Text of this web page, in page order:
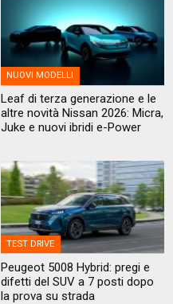
NUOVI MODELLI
Leaf di terza generazione e le
altre novità Nissan 2026: Micra,
Juke e nuovi ibridi e-Power
TEST DRIVE
Peugeot 5008 Hybrid: pregi e
difetti del SUV a 7 posti dopo
la prova su strada